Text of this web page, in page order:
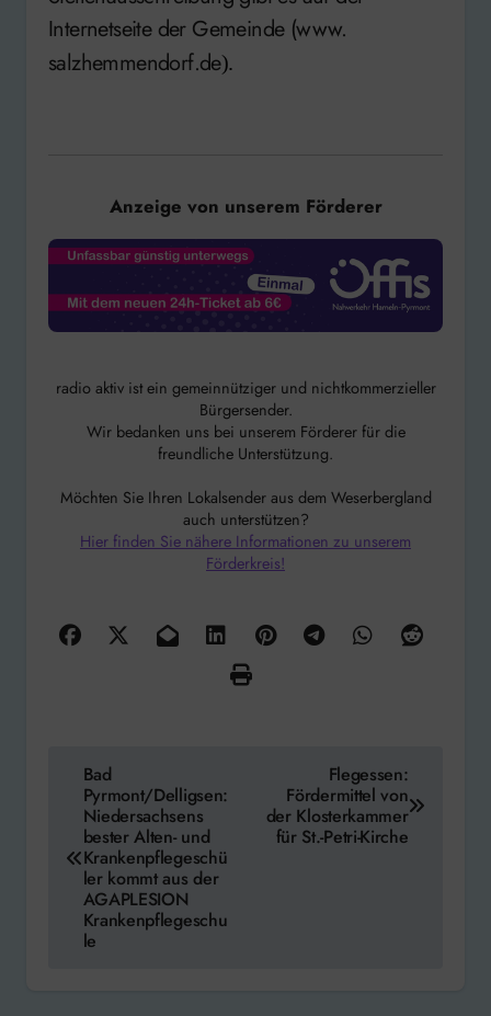
Internetseite der Gemeinde (www.
salzhemmendorf.de).
Anzeige von unserem Förderer
radio aktiv ist ein gemeinnütziger und nichtkommerzieller
Bürgersender.
Wir bedanken uns bei unserem Förderer für die
freundliche Unterstützung.
Möchten Sie Ihren Lokalsender aus dem Weserbergland
auch unterstützen?
Hier finden Sie nähere Informationen zu unserem
Förderkreis!
Beitragsnavigation
Bad
Pyrmont/Delligsen:
Niedersachsens
bester Alten- und
Krankenpflegeschü
ler kommt aus der
AGAPLESION
Krankenpflegeschu
le
Flegessen:
Fördermittel von
der Klosterkammer
für St.-Petri-Kirche